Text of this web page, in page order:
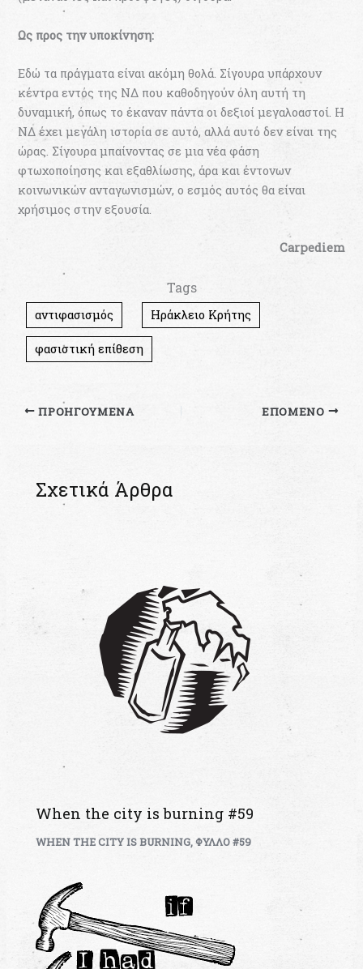
Ως προς την υποκίνηση:
Εδώ τα πράγματα είναι ακόμη θολά. Σίγουρα υπάρχουν
κέντρα εντός της ΝΔ που καθοδηγούν όλη αυτή τη
δυναμική, όπως το έκαναν πάντα οι δεξιοί μεγαλοαστοί. Η
ΝΔ έχει μεγάλη ιστορία σε αυτό, αλλά αυτό δεν είναι της
ώρας. Σίγουρα μπαίνοντας σε μια νέα φάση
φτωχοποίησης και εξαθλίωσης, άρα και έντονων
κοινωνικών ανταγωνισμών, ο εσμός αυτός θα είναι
χρήσιμος στην εξουσία.
Carpediem
Tags
αντιφασισμός Ηράκλειο Κρήτης
φασιστική επίθεση
ΠΡΟΗΓΟΎΜΕΝΑ ΕΠΌΜΕΝΟ
Σχετικά Άρθρα
When the city is burning #59
WHEN THE CITY IS BURNING,ΦΥΛΛΟ #59